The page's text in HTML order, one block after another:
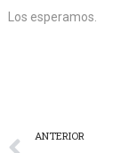
Los esperamos.
ANTERIOR